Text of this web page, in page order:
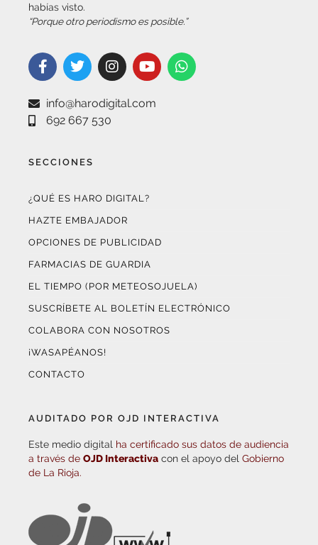
habías visto.
“Porque otro periodismo es posible.”
info@harodigital.com
692 667 530
SECCIONES
¿QUÉ ES HARO DIGITAL?
HAZTE EMBAJADOR
OPCIONES DE PUBLICIDAD
FARMACIAS DE GUARDIA
EL TIEMPO (POR METEOSOJUELA)
SUSCRÍBETE AL BOLETÍN ELECTRÓNICO
COLABORA CON NOSOTROS
¡WASAPÉANOS!
CONTACTO
AUDITADO POR OJD INTERACTIVA
Este medio digital ha certificado sus datos de audiencia
a través de OJD Interactiva con el apoyo del Gobierno
de La Rioja.